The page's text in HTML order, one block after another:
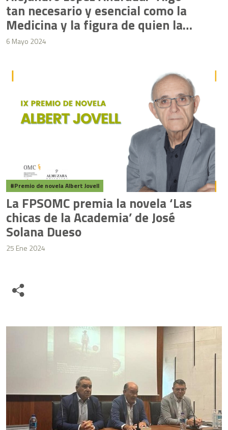
tan necesario y esencial como la
Medicina y la figura de quien la
ejerce ha sido siempre un motivo
6 Mayo 2024
Premio de novela Albert Jovell
La FPSOMC premia la novela ‘Las
chicas de la Academia’ de José
Solana Dueso
25 Ene 2024
Share